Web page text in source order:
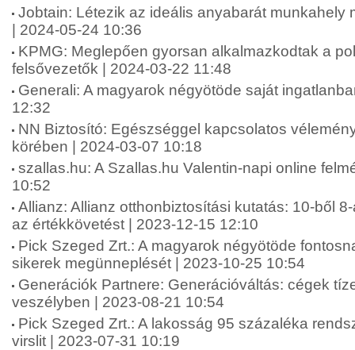
Jobtain: Létezik az ideális anyabarát munkahely
| 2024-05-24 10:36
KPMG: Meglepően gyorsan alkalmazkodtak a
felsővezetők | 2024-03-22 11:48
Generali: A magyarok négyötöde saját
12:32
NN Biztosító: Egészséggel kapcsolatos
körében | 2024-03-07 10:18
szallas.hu: A Szallas.hu Valentin-napi online
10:52
Allianz: Allianz otthonbiztosítási kutatás: 10-ből
az értékkövetést | 2023-12-15 12:10
Pick Szeged Zrt.: A magyarok négyötöde
sikerek megünneplését | 2023-10-25 10:54
Generációk Partnere: Generációváltás: cégek
veszélyben | 2023-08-21 10:54
Pick Szeged Zrt.: A lakosság 95 százaléka
virslit | 2023-07-31 10:19